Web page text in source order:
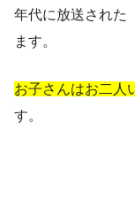
年代に放送された
ます。
お子さんはお二人
す。